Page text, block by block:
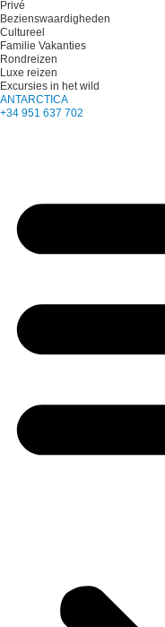
Privé
Bezienswaardigheden
Cultureel
Familie Vakanties
Rondreizen
Luxe reizen
Excursies in het wild
ANTARCTICA
+34 951 637 702